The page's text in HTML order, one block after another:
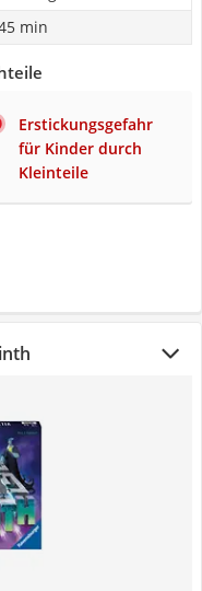
min
Erstickungsgefahr
für Kinder durch
Kleinteile